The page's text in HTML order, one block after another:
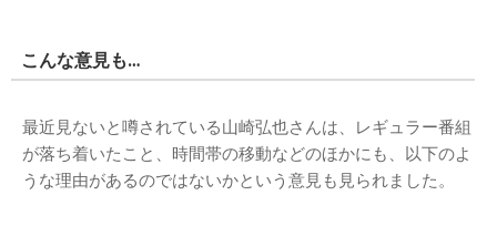
こんな意見も…
最近見ないと噂されている山崎弘也さんは、レギュラー番組
が落ち着いたこと、時間帯の移動などのほかにも、以下のよ
うな理由があるのではないかという意見も見られました。